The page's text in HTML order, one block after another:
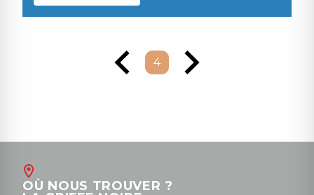
4
OÙ NOUS TROUVER ?